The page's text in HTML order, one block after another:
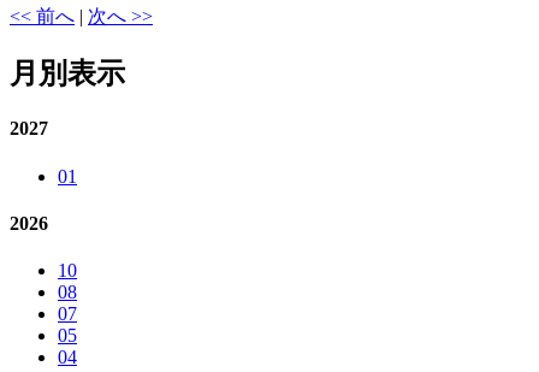
<< 前へ | 次へ >>
月別表示
2027
01
2026
10
08
07
05
04